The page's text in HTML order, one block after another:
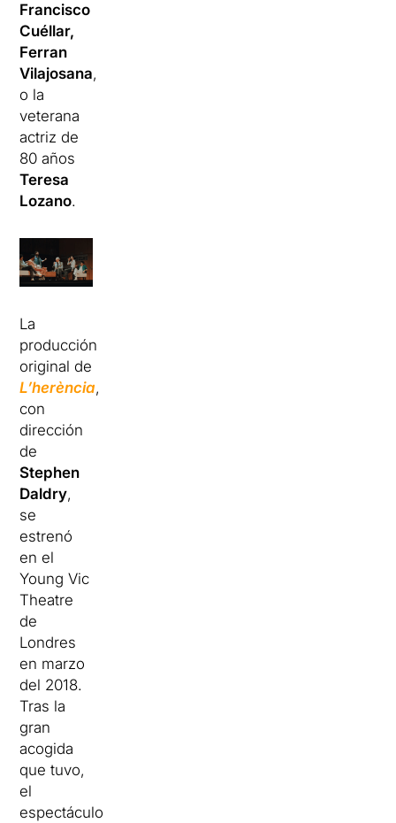
Francisco
Cuéllar,
Ferran
Vilajosana,
o la
veterana
actriz de
80 años
Teresa
Lozano.
La
producción
original de
L’herència,
con
dirección
de
Stephen
Daldry,
se
estrenó
en el
Young Vic
Theatre
de
Londres
en marzo
del 2018.
Tras la
gran
acogida
que tuvo,
el
espectáculo